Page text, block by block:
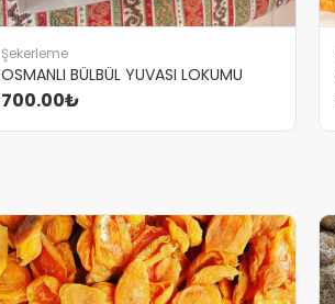
Şekerleme
OSMANLI BÜLBÜL YUVASI LOKUMU
700.00₺